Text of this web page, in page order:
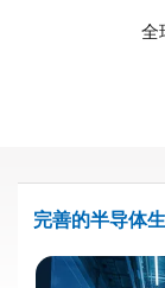
全
完善的半导体